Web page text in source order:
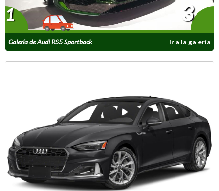
Galería de Audi RS5 Sportback Ir a la galería
1 3